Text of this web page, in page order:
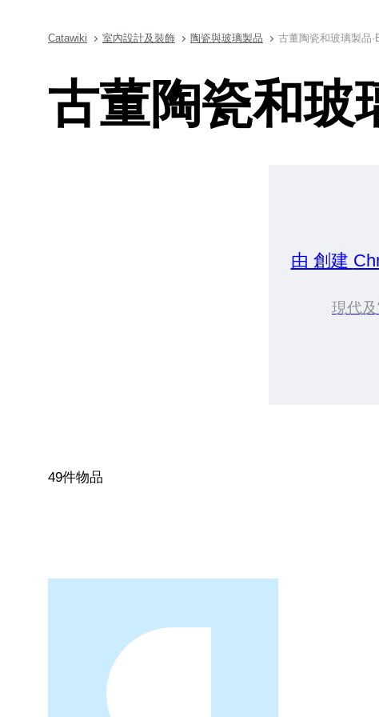
Catawiki 室內設計及裝飾 陶瓷與玻璃製品 古董陶瓷和玻璃製品
古董陶瓷和玻
由 創建
現代
49件物品